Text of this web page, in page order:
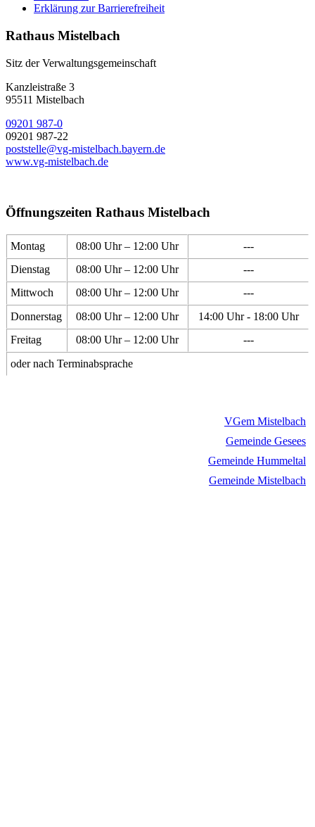
Erklärung zur Barrierefreiheit
Rathaus Mistelbach
Sitz der Verwaltungsgemeinschaft
Kanzleistraße 3
95511 Mistelbach
09201 987-0
09201 987-22
poststelle@vg-mistelbach.bayern.de
www.vg-mistelbach.de
Öffnungszeiten Rathaus Mistelbach
Montag 08:00 Uhr – 12:00 Uhr
---
Dienstag
08:00 Uhr – 12:00 Uhr
---
Mittwoch
08:00 Uhr – 12:00 Uhr
---
Donnerstag
08:00 Uhr – 12:00 Uhr
14:00 Uhr - 18:00 Uhr
Freitag
08:00 Uhr – 12:00 Uhr
---
oder nach Terminabsprache
VGem Mistelbach
Gemeinde Gesees
Gemeinde Hummeltal
Gemeinde Mistelbach